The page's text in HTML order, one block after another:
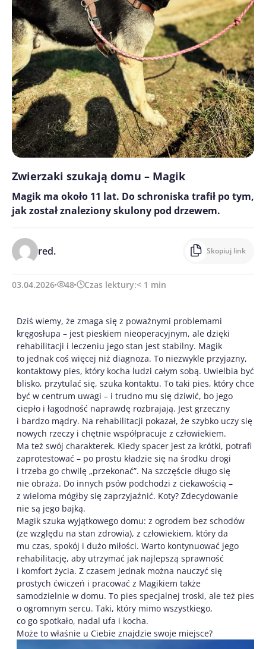
Zwierzaki szukają domu – Magik
Magik ma około 11 lat. Do schroniska trafił po tym,
jak został znaleziony skulony pod drzewem.
red. Skopiuj link
03.04.2026 48 Czas lektury:< 1 min
Dziś wiemy, że zmaga się z poważnymi problemami
kręgosłupa – jest pieskiem nieoperacyjnym, ale dzięki
rehabilitacji i leczeniu jego stan jest stabilny. Magik
to jednak coś więcej niż diagnoza. To niezwykle przyjazny,
kontaktowy pies, który kocha ludzi całym sobą. Uwielbia być
blisko, przytulać się, szuka kontaktu. To taki pies, który chce
być w centrum uwagi – i trudno mu się dziwić, bo jego
ciepło i łagodność naprawdę rozbrajają. Jest grzeczny
i bardzo mądry. Na rehabilitacji pokazał, że szybko uczy się
nowych rzeczy i chętnie współpracuje z człowiekiem.
Ma też swój charakterek. Kiedy spacer jest za krótki, potrafi
zaprotestować – po prostu kładzie się na środku drogi
i trzeba go chwilę „przekonać”. Na szczęście długo się
nie obraża. Do innych psów podchodzi z ciekawością –
z wieloma mógłby się zaprzyjaźnić. Koty? Zdecydowanie
nie są jego bajką.
Magik szuka wyjątkowego domu: z ogrodem bez schodów
(ze względu na stan zdrowia), z człowiekiem, który da
mu czas, spokój i dużo miłości. Warto kontynuować jego
rehabilitację, aby utrzymać jak najlepszą sprawność
i komfort życia. Z czasem jednak można nauczyć się
prostych ćwiczeń i pracować z Magikiem także
samodzielnie w domu. To pies specjalnej troski, ale też pies
o ogromnym sercu. Taki, który mimo wszystkiego,
co go spotkało, nadal ufa i kocha.
Może to właśnie u Ciebie znajdzie swoje miejsce?